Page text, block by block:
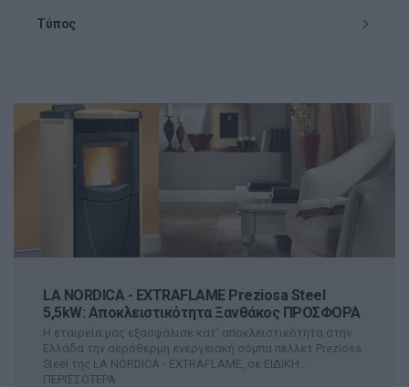
LA NORDICA - EXTRAFLAME Preziosa Steel
5,5kW: Αποκλειστικότητα Ξανθάκος ΠΡΟΣΦΟΡΑ
Η εταιρεία μας εξασφάλισε κατ’ αποκλειστικότητα στην
Ελλάδα την αερόθερμη ενεργειακή σόμπα πέλλετ Preziosa
Steel της LA NORDICA - EXTRAFLAME, σε ΕΙΔΙΚΗ...
ΠΕΡΙΣΣΟΤΕΡΑ
Τύπος